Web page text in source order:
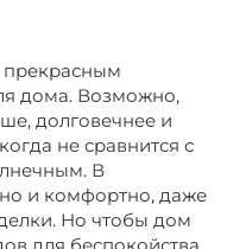
прекрасным
дома. Возможно,
долговечнее и
не сравнится с
В
и комфортно, даже
Но чтобы дом
для беспокойства,